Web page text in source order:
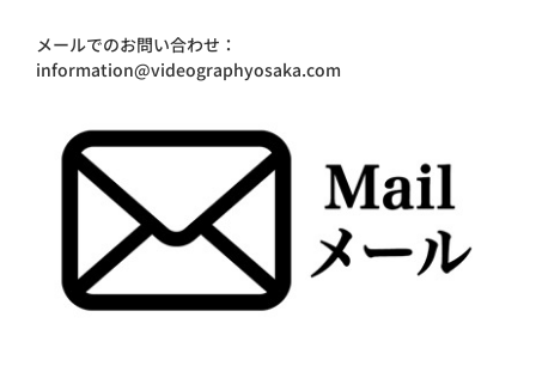
メールでのお問い合わせ：
information@videographyosaka.com